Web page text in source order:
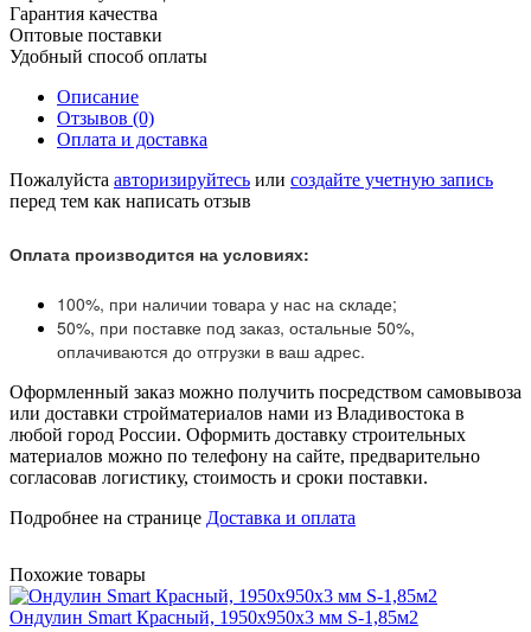
Гарантия качества
Оптовые поставки
Удобный способ оплаты
Описание
Отзывов (0)
Оплата и доставка
Пожалуйста авторизируйтесь или создайте учетную запись
перед тем как написать отзыв
Оплата производится на условиях:
100%, при наличии товара у нас на складе;
50%, при поставке под заказ, остальные 50%,
оплачиваются до отгрузки в ваш адрес.
Оформленный заказ можно получить посредством самовывоза
или доставки стройматериалов нами из Владивостока в
любой город России. Оформить доставку строительных
материалов можно по телефону на сайте, предварительно
согласовав логистику, стоимость и сроки поставки.
Подробнее на странице Доставка и оплата
Похожие товары
Ондулин Smart Красный, 1950x950x3 мм S-1,85м2